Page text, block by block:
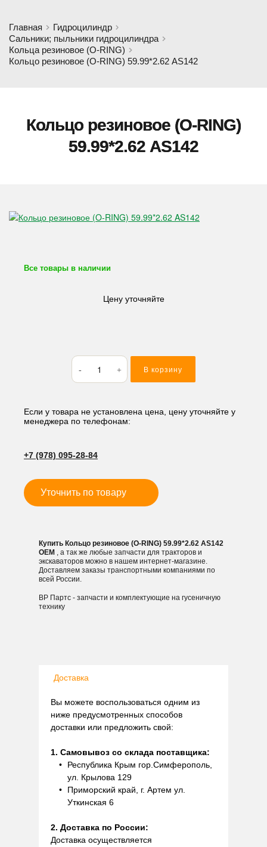
Главная
Гидроцилиндр
Сальники; пыльники гидроцилиндра
Кольца резиновое (O-RING)
Кольцо резиновое (O-RING) 59.99*2.62 AS142
Кольцо резиновое (O-RING)
59.99*2.62 AS142
Все товары в наличии
Цену уточняйте
Количество
товара
Кольцо
(O-
RING)
В корзину
Если у товара не установлена цена, цену уточняйте у
менеджера по телефонам:
+7 (978) 095-28-84
Уточнить по товару
Купить Кольцо резиновое (O-RING) 59.99*2.62 AS142
OEM , а так же любые запчасти для тракторов и
экскаваторов можно в нашем интернет-магазине.
Доставляем заказы транспортными компаниями по
всей России.
ВР Партс - запчасти и комплектующие на гусеничную
технику
Доставка
Вы можете воспользоваться одним из
ниже предусмотренных способов
доставки или предложить свой:
1. Самовывоз со склада поставщика:
Республика Крым гор.Симферополь,
ул. Крылова 129
Приморский край, г. Артем ул.
Уткинская 6
2. Доставка по России:
Доставка осуществляется